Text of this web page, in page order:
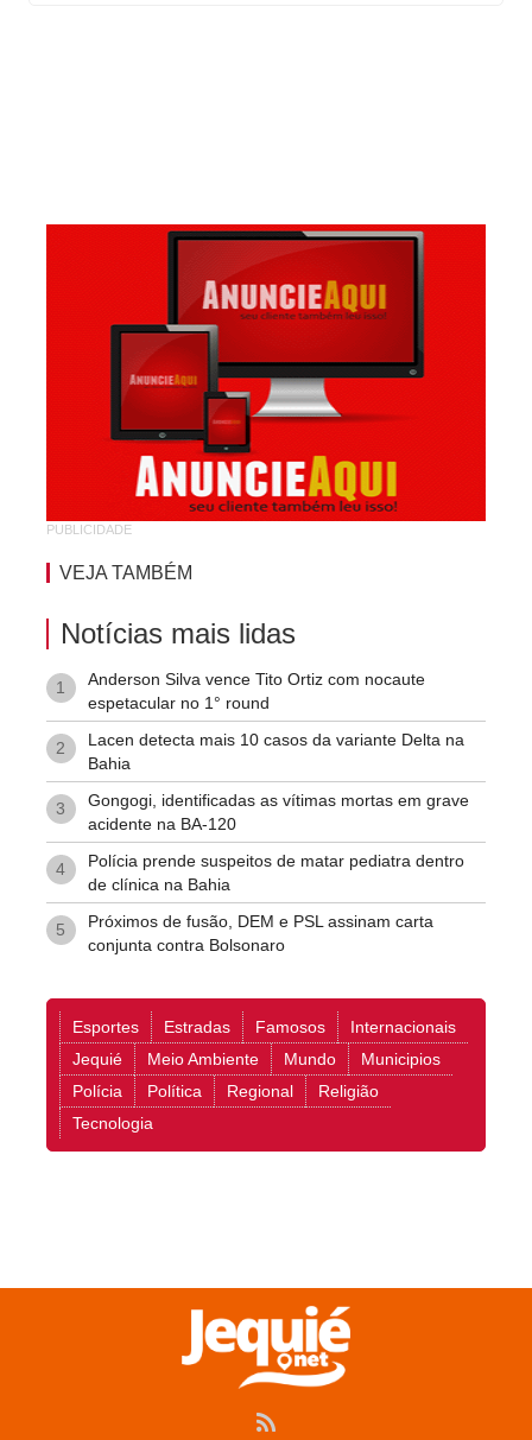
Pompilio Sampaio
São Judas Tadeu
Vila Rodoviária
PUBLICIDADE
VEJA TAMBÉM
Notícias mais lidas
1
Anderson Silva vence Tito Ortiz com nocaute
espetacular no 1° round
2
Lacen detecta mais 10 casos da variante Delta na
Bahia
3
Gongogi, identificadas as vítimas mortas em grave
acidente na BA-120
4
Polícia prende suspeitos de matar pediatra dentro
de clínica na Bahia
5
Próximos de fusão, DEM e PSL assinam carta
conjunta contra Bolsonaro
Esportes Estradas Famosos
Internacionais
Jequié
Meio Ambiente Mundo
Municipios
Polícia
Política Regional
Religião
Tecnologia